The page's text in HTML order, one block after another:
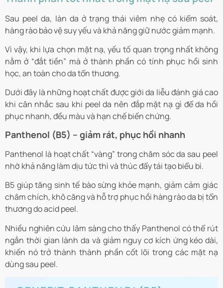
Sau peel da, làn da ở trạng thái viêm nhẹ có kiểm soát,
hàng rào bảo vệ suy yếu và khả năng giữ nước giảm mạnh.
Vì vậy, khi lựa chọn mặt nạ, yếu tố quan trọng nhất không
nằm ở “đắt tiền” mà ở thành phần có tính phục hồi sinh
học, an toàn cho da tổn thương.
Dưới đây là những hoạt chất được giới da liễu đánh giá cao
khi cân nhắc sau khi peel da nên đắp mặt nạ gì để da hồi
phục nhanh, đều màu và hạn chế biến chứng.
Panthenol (B5) – giảm rát, phục hồi nhanh
Panthenol là hoạt chất “vàng” trong chăm sóc da sau peel
nhờ khả năng làm dịu tức thì và thúc đẩy tái tạo biểu bì.
B5 giúp tăng sinh tế bào sừng khỏe mạnh, giảm cảm giác
châm chích, khô căng và hỗ trợ phục hồi hàng rào da bị tổn
thương do acid peel.
Nhiều nghiên cứu lâm sàng cho thấy Panthenol có thể rút
ngắn thời gian lành da và giảm nguy cơ kích ứng kéo dài,
khiến nó trở thành thành phần cốt lõi trong các mặt nạ
dùng sau peel.